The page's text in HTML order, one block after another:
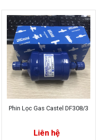
Phin Lọc Gas Castel DF308/3
Liên hệ